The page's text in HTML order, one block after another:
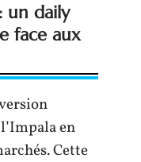
un daily
face aux
en
Cette